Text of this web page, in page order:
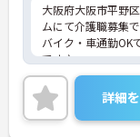
大阪府大阪市平野
ムにて介護職募集で
バイク・車通勤OK
です♪
ご興味がございま
しますのでお気軽
詳細